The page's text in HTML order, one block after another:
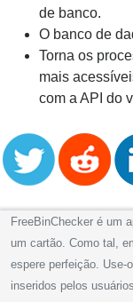
de banco.
O banco de
Torna os
mais
com a API do
FreeBinChecker é um
um cartão. Como tal,
espere perfeição. Use-
inseridos pelos